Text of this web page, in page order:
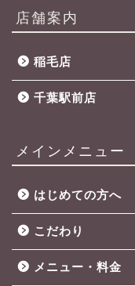
店舗案内
稲毛店
千葉駅前店
メインメニュー
はじめての方へ
こだわり
メニュー・料金